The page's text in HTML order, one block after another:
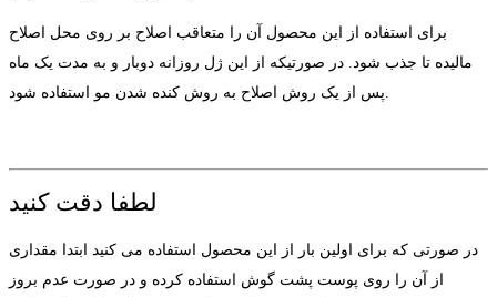
برای استفاده از این محصول آن را متعاقب اصلاح بر روی محل اصلاح
مالیده تا جذب شود. در صورتیکه از این ژل روزانه دوبار و به مدت یک ماه
لطفا دقت کنید
در صورتی که برای اولین بار از این محصول استفاده می کنید ابتدا مقداری
از آن را روی پوست پشت گوش استفاده کرده و در صورت عدم بروز